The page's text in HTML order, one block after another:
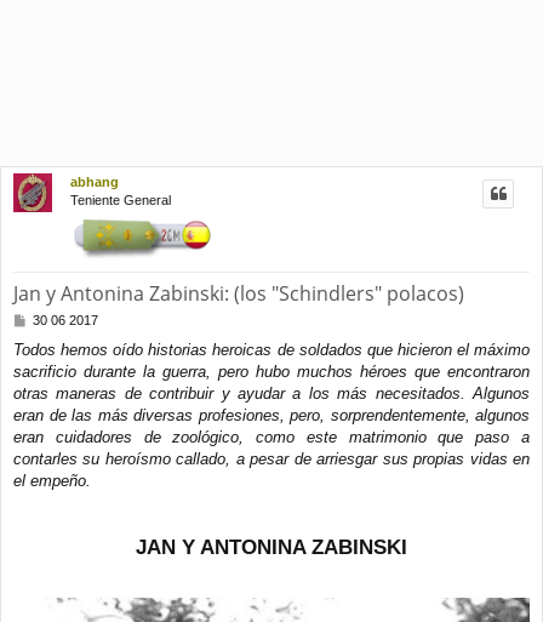
abhang
Teniente General
Jan y Antonina Zabinski: (los "Schindlers" polacos)
M
n
s
a
j
30 06 2017
Todos hemos oído historias heroicas de soldados que hicieron el máximo
sacrificio durante la guerra, pero hubo muchos héroes que encontraron
otras maneras de contribuir y ayudar a los más necesitados. Algunos
eran de las más diversas profesiones, pero, sorprendentemente, algunos
eran cuidadores de zoológico, como este matrimonio que paso a
contarles su heroísmo callado, a pesar de arriesgar sus propias vidas en
el empeño.
JAN Y ANTONINA ZABINSKI